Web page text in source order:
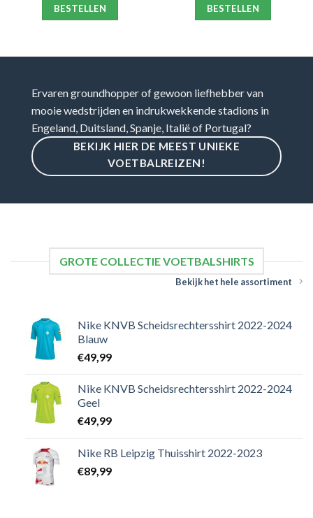
BESTELLEN BESTELLEN
Ervaren groundhopper of gewoon liefhebber van
mooie wedstrijden en indrukwekkende stadions in
Engeland, Duitsland, Spanje, Italië of Portugal?
BEKIJK HIER DE MEEST UNIEKE
VOETBALREIZEN!
GROTE COLLECTIE VOETBALSHIRTS
Bekijk het hele assortiment
Nike KNVB Scheidsrechtersshirt 2022-2024
Blauw
€49,99
Nike KNVB Scheidsrechtersshirt 2022-2024
Geel
€49,99
Nike RB Leipzig Thuisshirt 2022-2023
€89,99